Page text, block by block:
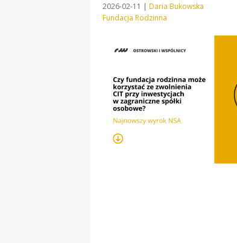
2026-02-11 | Daria Bukowska
Fundacja Rodzinna